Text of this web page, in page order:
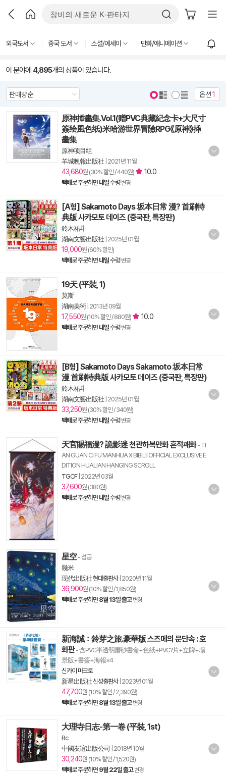
외국도서 중국 도서 소설/에세이 만화/애니메이션
이 분야에 4,895개의 상품이 있습니다.
옵션1
原神揷畵集.Vol.1(赠PVC典藏紀念卡+大尺寸
簽绘風色纸)米哈游世界冒險RPG《原神》揷
畵集
原神项目组
羊城晩報出版社 2021년 11월
43,680원 (30% 할인 / 440원) 10.0
택배로 주문하면 내일수령 변경
[A형] Sakamoto Days 坂本日常 漫? 首刷特
典版 사카모토 데이즈 (중국판, 특장판)
鈴木祐斗
湖南文藝出版社 2025년 01월
19,000원 (60% 할인)
택배로 주문하면 내일수령 변경
19天 (平裝, 1)
莫斯
湖南美術| 2013년 09월
17,550원 (10% 할인 / 880원) 10.0
택배로 주문하면 내일수령 변경
[B형] Sakamoto Days Sakamoto 坂本日常
漫 首刷特典版 사카모토 데이즈 (중국판, 특장판)
鈴木祐斗
湖南文藝出版社 2025년 01월
33,250원 (30% 할인 / 340원)
택배로 주문하면 내일수령 변경
天官賜福漫? 詭影迷 천관하복만화 흔적괘화- TI
AN GUAN CI FU MANHUA X BIBILII OFFICIAL EXCLUSIVE E
DITION HUALIAN HANGING SCROLL
TGCF| 2022년 03월
37,600원 (380원)
택배로 주문하면 내일수령 변경
星空- 성공
幾米
现代出版社 현대출판사| 2020년 11월
36,900원 (10% 할인 / 1,850원)
택배로 주문하면 8월 13일 출고 변경
新海誠：鈴芽之旅.豪華版 스즈메의 문단속 : 호
화판- 含PVC半透明磨砂書盒+色紙+PVC?片+立牌+場
景版+書簽+海報×4
신카이 마코토
新星出版社 신성출판사| 2023년 01월
47,700원 (10% 할인 / 2,390원)
택배로 주문하면 8월 13일 출고 변경
大理寺日志-第一卷 (平裝, 1st)
Rc
中國友谊出版公司
2018년 10월
30,240원 (10% 할인 / 1,520원)
택배로 주문하면 9월 22일 출고 변경